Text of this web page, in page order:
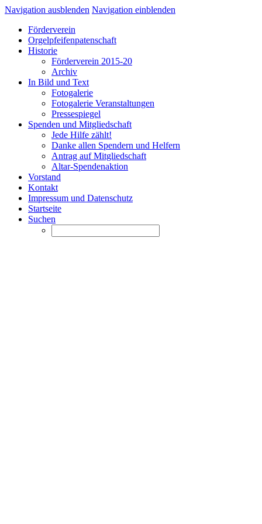
Navigation ausblenden Navigation einblenden
Förderverein
Orgelpfeifenpatenschaft
Historie
Förderverein 2015-20
Archiv
In Bild und Text
Fotogalerie
Fotogalerie Veranstaltungen
Pressespiegel
Spenden und Mitgliedschaft
Jede Hilfe zählt!
Danke allen Spendern und Helfern
Antrag auf Mitgliedschaft
Altar-Spendenaktion
Vorstand
Kontakt
Impressum und Datenschutz
Startseite
Suchen